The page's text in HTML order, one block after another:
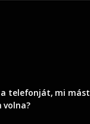
a telefonját, mi mást